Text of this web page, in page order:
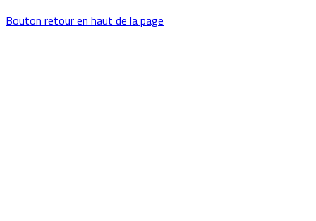
Bouton retour en haut de la page